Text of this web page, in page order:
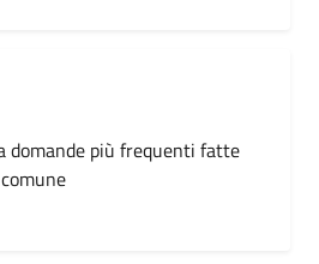
domande più frequenti fatte